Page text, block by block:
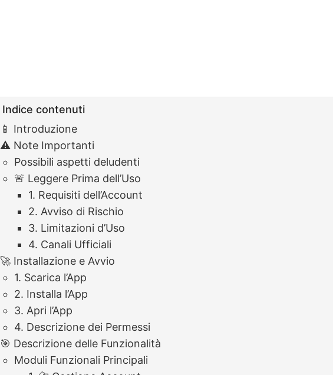
Indice contenuti
📱 Introduzione
⚠️ Note Importanti
Possibili aspetti deludenti
🚨 Leggere Prima dell’Uso
1. Requisiti dell’Account
2. Avviso di Rischio
3. Limitazioni d’Uso
4. Canali Ufficiali
🚀 Installazione e Avvio
1. Scarica l’App
2. Installa l’App
3. Apri l’App
4. Descrizione dei Permessi
🎯 Descrizione delle Funzionalità
Moduli Funzionali Principali